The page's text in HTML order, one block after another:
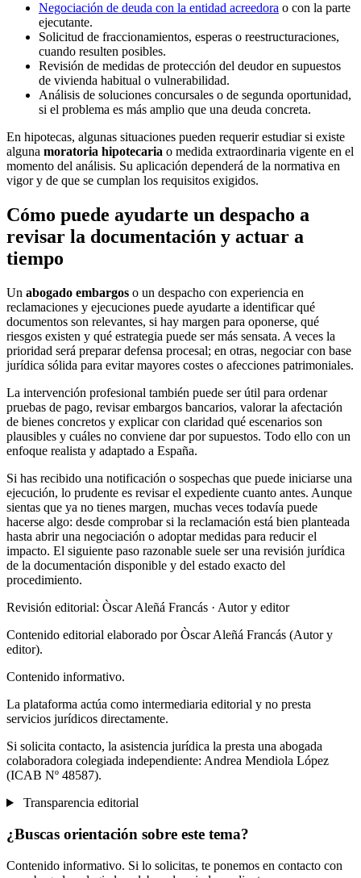
Negociación de deuda con la entidad acreedora o con la parte
ejecutante.
Solicitud de fraccionamientos, esperas o reestructuraciones,
cuando resulten posibles.
Revisión de medidas de protección del deudor en supuestos
de vivienda habitual o vulnerabilidad.
Análisis de soluciones concursales o de segunda oportunidad,
si el problema es más amplio que una deuda concreta.
En hipotecas, algunas situaciones pueden requerir estudiar si existe
alguna moratoria hipotecaria o medida extraordinaria vigente en el
momento del análisis. Su aplicación dependerá de la normativa en
vigor y de que se cumplan los requisitos exigidos.
Cómo puede ayudarte un despacho a
revisar la documentación y actuar a
tiempo
Un abogado embargos o un despacho con experiencia en
reclamaciones y ejecuciones puede ayudarte a identificar qué
documentos son relevantes, si hay margen para oponerse, qué
riesgos existen y qué estrategia puede ser más sensata. A veces la
prioridad será preparar defensa procesal; en otras, negociar con base
jurídica sólida para evitar mayores costes o afecciones patrimoniales.
La intervención profesional también puede ser útil para ordenar
pruebas de pago, revisar embargos bancarios, valorar la afectación
de bienes concretos y explicar con claridad qué escenarios son
plausibles y cuáles no conviene dar por supuestos. Todo ello con un
enfoque realista y adaptado a España.
Si has recibido una notificación o sospechas que puede iniciarse una
ejecución, lo prudente es revisar el expediente cuanto antes. Aunque
sientas que ya no tienes margen, muchas veces todavía puede
hacerse algo: desde comprobar si la reclamación está bien planteada
hasta abrir una negociación o adoptar medidas para reducir el
impacto. El siguiente paso razonable suele ser una revisión jurídica
de la documentación disponible y del estado exacto del
procedimiento.
Revisión editorial: Òscar Aleñá Francás · Autor y editor
Contenido editorial elaborado por Òscar Aleñá Francás (Autor y
editor).
Contenido informativo.
La plataforma actúa como intermediaria editorial y no presta
servicios jurídicos directamente.
Si solicita contacto, la asistencia jurídica la presta una abogada
colaboradora colegiada independiente: Andrea Mendiola López
(ICAB Nº 48587).
Transparencia editorial
¿Buscas orientación sobre este tema?
Contenido informativo. Si lo solicitas, te ponemos en contacto con